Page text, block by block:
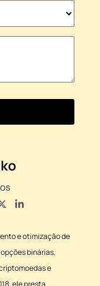
e otimização de
binárias,
e
ele presta